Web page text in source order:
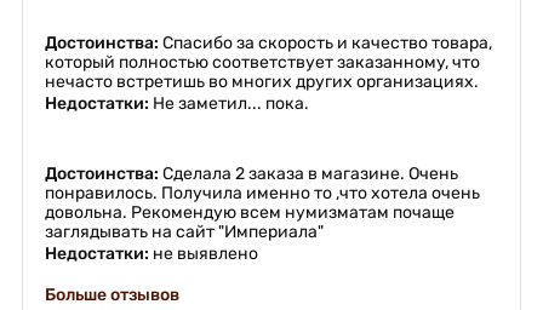
Достоинства: Спасибо за скорость и качество товара,
который полностью соответствует заказанному, что
нечасто встретишь во многих других организациях.
Недостатки: Не заметил... пока.
Достоинства: Сделала 2 заказа в магазине. Очень
понравилось. Получила именно то ,что хотела очень
довольна. Рекомендую всем нумизматам почаще
заглядывать на сайт "Империала"
Недостатки: не выявлено
Больше отзывов